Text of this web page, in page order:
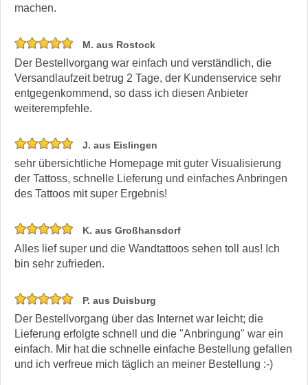
machen.
M. aus Rostock
Der Bestellvorgang war einfach und verständlich, die
Versandlaufzeit betrug 2 Tage, der Kundenservice sehr
entgegenkommend, so dass ich diesen Anbieter
weiterempfehle.
J. aus Eislingen
sehr übersichtliche Homepage mit guter Visualisierung
der Tattoss, schnelle Lieferung und einfaches Anbringen
des Tattoos mit super Ergebnis!
K. aus Großhansdorf
Alles lief super und die Wandtattoos sehen toll aus! Ich
bin sehr zufrieden.
P. aus Duisburg
Der Bestellvorgang über das Internet war leicht; die
Lieferung erfolgte schnell und die "Anbringung" war ein
einfach. Mir hat die schnelle einfache Bestellung gefallen
und ich verfreue mich täglich an meiner Bestellung :-)